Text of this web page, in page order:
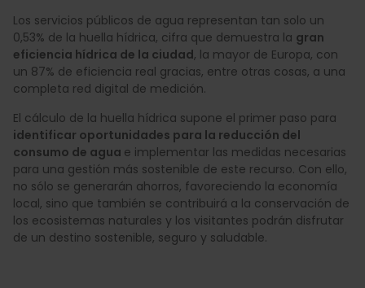
Los servicios públicos de agua representan tan solo un
0,53% de la huella hídrica, cifra que demuestra la gran
eficiencia hídrica de la ciudad, la mayor de Europa, con
un 87% de eficiencia real gracias, entre otras cosas, a una
completa red digital de medición.
El cálculo de la huella hídrica supone el primer paso para
identificar oportunidades para la reducción del
consumo de agua e implementar las medidas necesarias
para una gestión más sostenible de este recurso. Con ello,
no sólo se generarán ahorros, favoreciendo la economía
local, sino que también se contribuirá a la conservación de
los ecosistemas naturales y los visitantes podrán disfrutar
de un destino sostenible, seguro y saludable.